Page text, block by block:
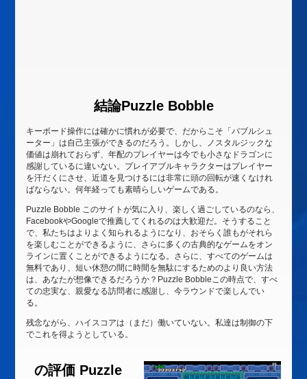
結論Puzzle Bobble
キーボード操作には確かに慣れが必要で、だからこそ「バブルシュ
ーター」は自己主張ができるのだろう。しかし、ノスタルジックな
価値は崩れておらず、年配のプレイヤーは今でも小さなドラゴンに
感謝しているに違いない。プレイアブルキャラクターはプレイヤー
を汗だくにさせ、近道を見つけるには非常に頭の回転が速くなけれ
ばならない。何年経っても素晴らしいゲームである。
Puzzle Bobble このサイトが気に入り、楽しく過ごしているのなら、
FacebookやGoogleで推薦してくれるのは大歓迎だ。そうすること
で、私たちはよりよく知られるようになり、おそらく誰もがそれら
を楽しむことができるように、さらに多くの古典的なゲームをオン
ラインに置くことができるようになる。さらに、すべてのゲームは
無料であり、短い休憩の間に時間を無駄にするためのより良い方法
は、あなたが想像できるだろうか？Puzzle Bobbleこの時点で、すべ
ての忠実な、親愛なる訪問者に感謝し、今ラウンドで楽しんでい
る。
残念ながら、ハイスコアは（まだ）働いていない。私達は制御の下
でこれを得ようとしている。
の評価 Puzzle